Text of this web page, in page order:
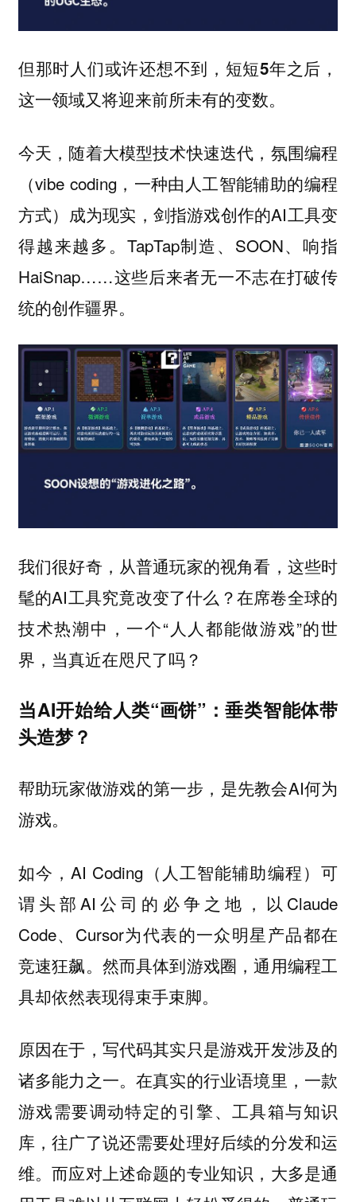
但那时人们或许还想不到，短短5年之后，
这一领域又将迎来前所未有的变数。
今天，随着大模型技术快速迭代，氛围编程
（vibe coding，一种由人工智能辅助的编程
方式）成为现实，剑指游戏创作的AI工具变
得越来越多。TapTap制造、SOON、响指
HaiSnap……这些后来者无一不志在打破传
统的创作疆界。
我们很好奇，从普通玩家的视角看，这些时
髦的AI工具究竟改变了什么？在席卷全球的
技术热潮中，一个“人人都能做游戏”的世
界，当真近在咫尺了吗？
当AI开始给人类“画饼”：垂类智能体带
头造梦？
帮助玩家做游戏的第一步，是先教会AI何为
游戏。
如今，‌AI Coding（人工智能辅助编程）‌可
谓头部AI公司的必争之地，以Claude
Code、Cursor为代表的一众明星产品都在
竞速狂飙。然而具体到游戏圈，通用编程工
具却依然表现得束手束脚。
原因在于，写代码其实只是游戏开发涉及的
诸多能力之一。在真实的行业语境里，一款
游戏需要调动特定的引擎、工具箱与知识
库，往广了说还需要处理好后续的分发和运
维。而应对上述命题的专业知识，大多是通